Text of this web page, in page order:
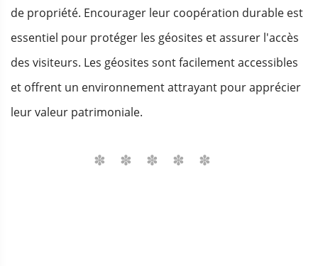
de propriété. Encourager leur coopération durable est
essentiel pour protéger les géosites et assurer l'accès
des visiteurs. Les géosites sont facilement accessibles
et offrent un environnement attrayant pour apprécier
leur valeur patrimoniale.